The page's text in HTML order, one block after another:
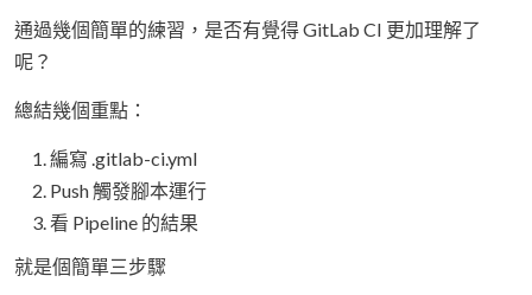
通過幾個簡單的練習，是否有覺得 GitLab CI 更加理解了
呢？
總結幾個重點：
編寫 .gitlab-ci.yml
Push 觸發腳本運行
看 Pipeline 的結果
就是個簡單三步驟